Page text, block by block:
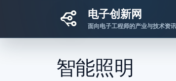
电子创新网
面向电子工程师的产业与技术资
智能照明